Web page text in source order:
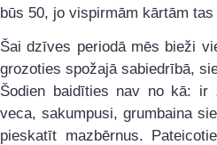
būs 50, jo vispirmām kārtām
Šai dzīves periodā mēs bieži
grozoties spožajā sabiedrībā,
Šodien baidīties nav no kā: ir
veca, sakumpusi, grumbaina
pieskatīt mazbērnus.